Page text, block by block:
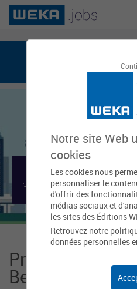
Notre site Web
cookies
Les cookies nous
personnaliser le
d'offrir des
médias sociaux et
les sites des Éditions
Retrouvez notre
données personnelles
weka.jobs, le
Mairie
Présentation
Beaubourg